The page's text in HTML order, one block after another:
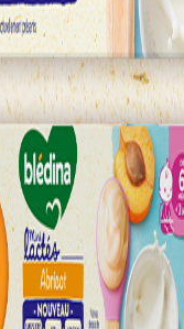
connecter ou
pour bénéficier de
🙂